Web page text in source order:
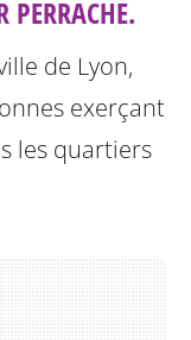
PERRACHE.
de Lyon,
exerçant
les quartiers